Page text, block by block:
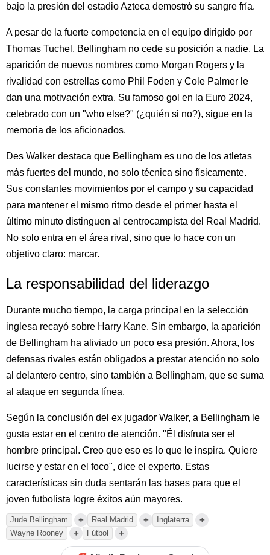
bajo la presión del estadio Azteca demostró su sangre fría.
A pesar de la fuerte competencia en el equipo dirigido por
Thomas Tuchel, Bellingham no cede su posición a nadie. La
aparición de nuevos nombres como Morgan Rogers y la
rivalidad con estrellas como Phil Foden y Cole Palmer le
dan una motivación extra. Su famoso gol en la Euro 2024,
celebrado con un "who else?" (¿quién si no?), sigue en la
memoria de los aficionados.
Des Walker destaca que Bellingham es uno de los atletas
más fuertes del mundo, no solo técnica sino físicamente.
Sus constantes movimientos por el campo y su capacidad
para mantener el mismo ritmo desde el primer hasta el
último minuto distinguen al centrocampista del Real Madrid.
No solo entra en el área rival, sino que lo hace con un
objetivo claro: marcar.
La responsabilidad del liderazgo
Durante mucho tiempo, la carga principal en la selección
inglesa recayó sobre Harry Kane. Sin embargo, la aparición
de Bellingham ha aliviado un poco esa presión. Ahora, los
defensas rivales están obligados a prestar atención no solo
al delantero centro, sino también a Bellingham, que se suma
al ataque en segunda línea.
Según la conclusión del ex jugador Walker, a Bellingham le
gusta estar en el centro de atención. "Él disfruta ser el
hombre principal. Creo que eso es lo que le inspira. Quiere
lucirse y estar en el foco", dice el experto. Estas
características sin duda sentarán las bases para que el
joven futbolista logre éxitos aún mayores.
Jude Bellingham + Real Madrid + Inglaterra +
Wayne Rooney + Fútbol +